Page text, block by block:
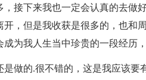
，接下来我也一定会认真的去做
，但是我收获是很多的，也和
为我人生当中珍贵的一段经历
是做的.很不错的，这是我应该要